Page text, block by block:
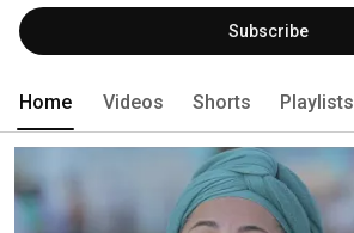
Subscribe
Home Videos Shorts Playlists